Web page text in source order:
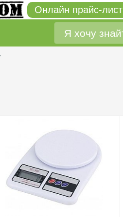
Онлайн прайс-лист